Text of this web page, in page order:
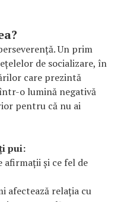
Un prim
de socializare, în
care prezintă
o lumină negativă
pentru că nu ai
pui:
afirmații și ce fel de
afectează relația cu